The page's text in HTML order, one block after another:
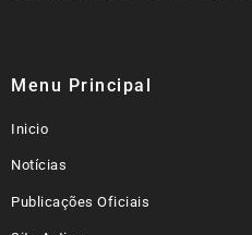
Menu Principal
Inicio
Notícias
Publicações Oficiais